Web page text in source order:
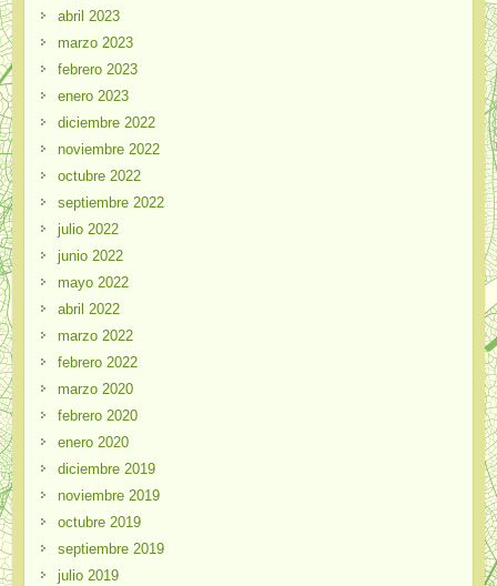
abril 2023
marzo 2023
febrero 2023
enero 2023
diciembre 2022
noviembre 2022
octubre 2022
septiembre 2022
julio 2022
junio 2022
mayo 2022
abril 2022
marzo 2022
febrero 2022
marzo 2020
febrero 2020
enero 2020
diciembre 2019
noviembre 2019
octubre 2019
septiembre 2019
julio 2019